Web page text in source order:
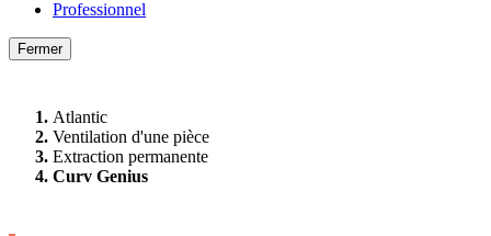
Professionnel
Fermer
Atlantic
Ventilation d'une pièce
Extraction permanente
Curv Genius